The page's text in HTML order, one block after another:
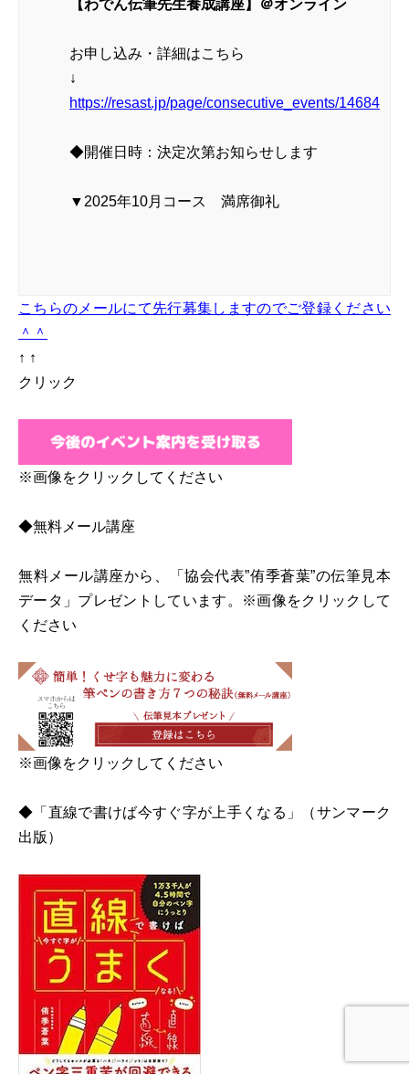
【わでん伝筆先生養成講座】＠オンライン
お申し込み・詳細はこちら
↓
https://resast.jp/page/consecutive_events/14684
◆開催日時：決定次第お知らせします
▼2025年10月コース 満席御礼
こちらのメールにて先行募集しますのでご登録ください
＾＾
↑ ↑
クリック
※画像をクリックしてください
◆無料メール講座
無料メール講座から、「協会代表”侑季蒼葉”の伝筆見本
データ」プレゼントしています。※画像をクリックして
ください
※画像をクリックしてください
◆「直線で書けば今すぐ字が上手くなる」（サンマーク
出版）